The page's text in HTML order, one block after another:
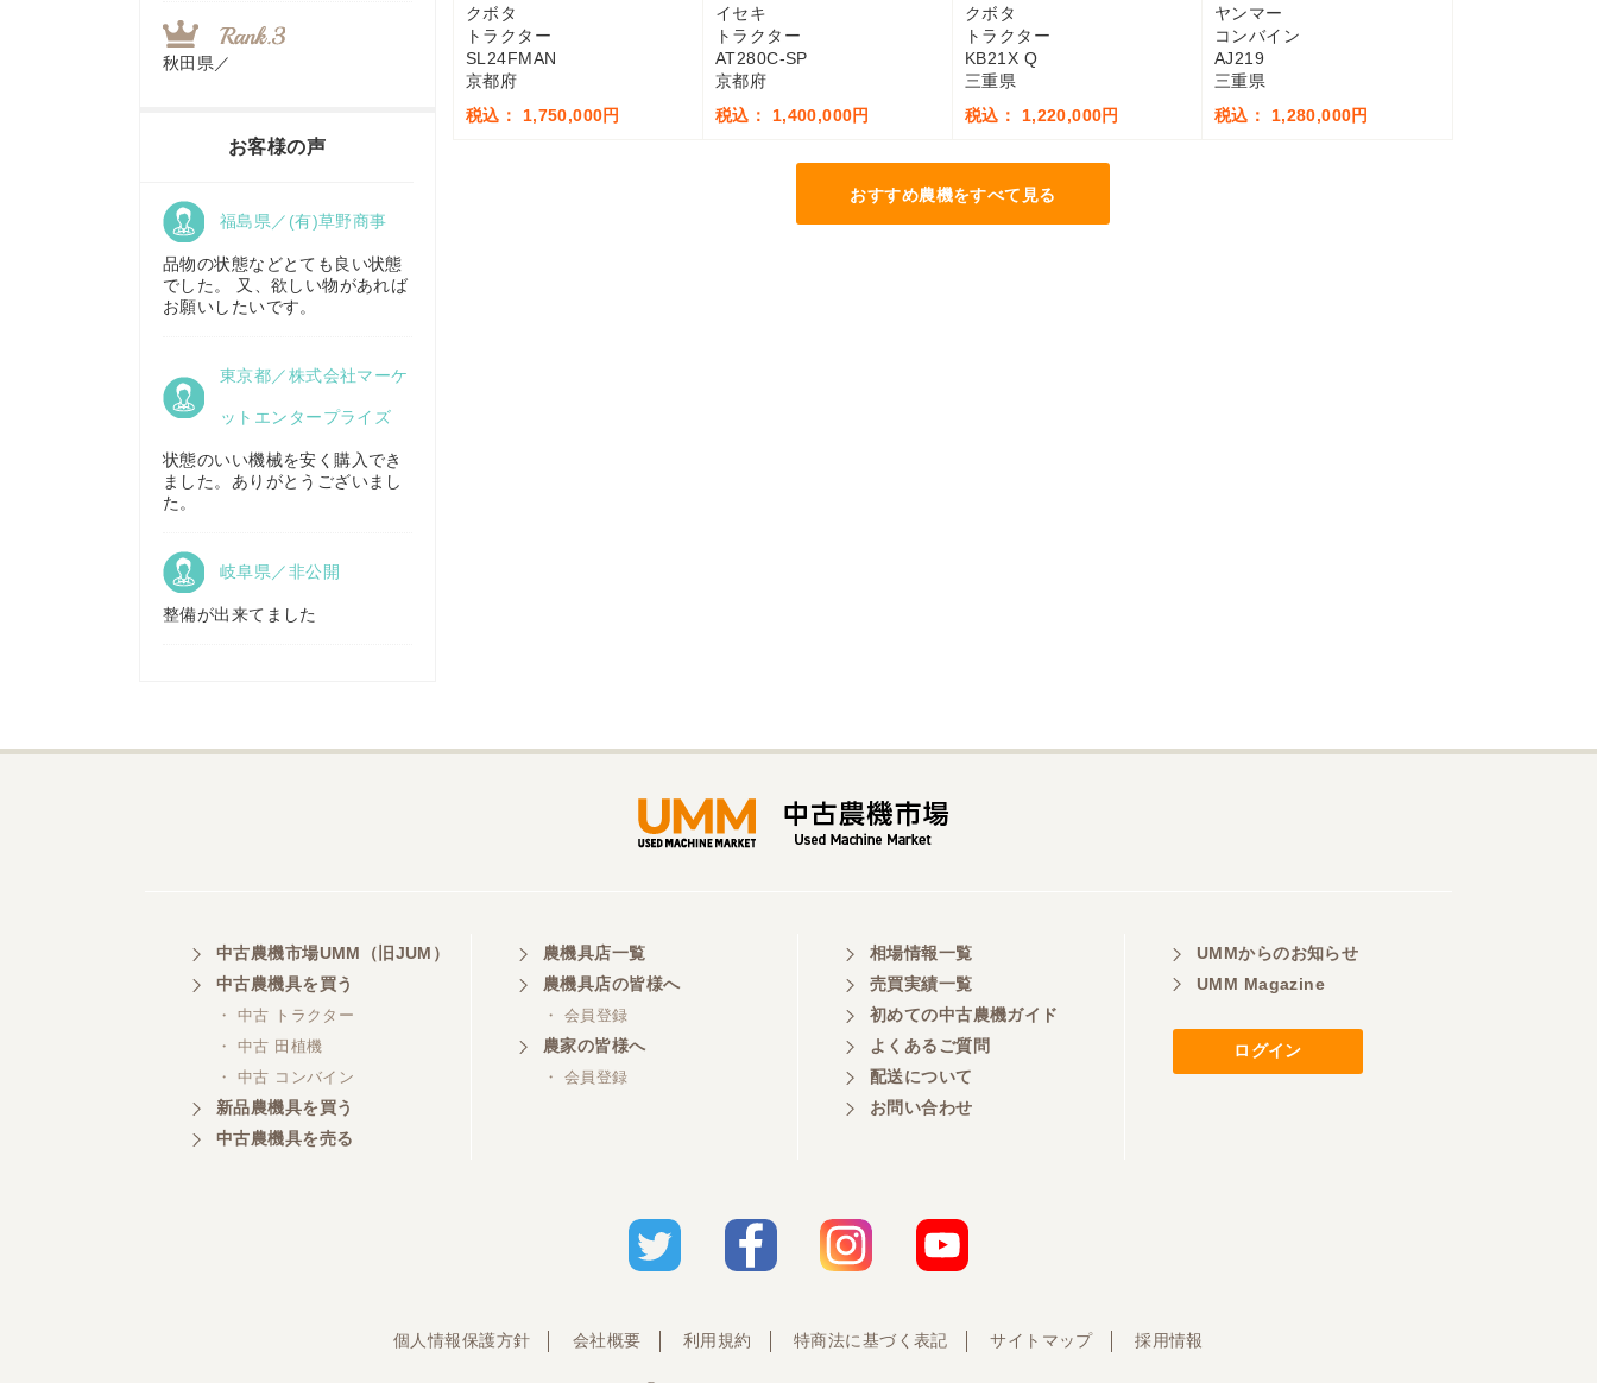
クボタ
トラクター
SL24FMAN
京都府
税込： 1,750,000円
イセキ
トラクター
AT280C-SP
京都府
税込： 1,400,000円
クボタ
トラクター
KB21X Q
三重県
税込： 1,220,000円
ヤンマー
コンバイン
AJ219
三重県
税込： 1,280,000円
おすすめ農機をすべて見る
ガワ農機商会）
東京都／
株式会社マーケットエンタープ
ライズ
秋田県／
TMKトレーディング株式会社
秋田県／
香川県／
農機リンクス
株式会社キリノ
福島県／
株式会社トミタモータース
株式会社 ケイ・エス・エンタ
ープライズ
お客様の声
福島県／(有)草野商事
品物の状態などとても良い状態
でした。 又、欲しい物があれば
お願いしたいです。
東京都／株式会社マーケ
ットエンタープライズ
状態のいい機械を安く購入でき
ました。ありがとうございまし
た。
岐阜県／非公開
整備が出来てました
中古農機市場UMM（旧JUM）
中古農機具を買う
・ 中古 トラクター
・ 中古 田植機
・ 中古 コンバイン
新品農機具を買う
中古農機具を売る
農機具店一覧
農機具店の皆様へ
・ 会員登録
農家の皆様へ
・ 会員登録
相場情報一覧
売買実績一覧
初めての中古農機ガイド
よくあるご質問
配送について
お問い合わせ
UMMからのお知らせ
UMM Magazine
ログイン
個人情報保護方針 会社概要 利用規約 特商法に基づく表記 サイトマップ 採用情報